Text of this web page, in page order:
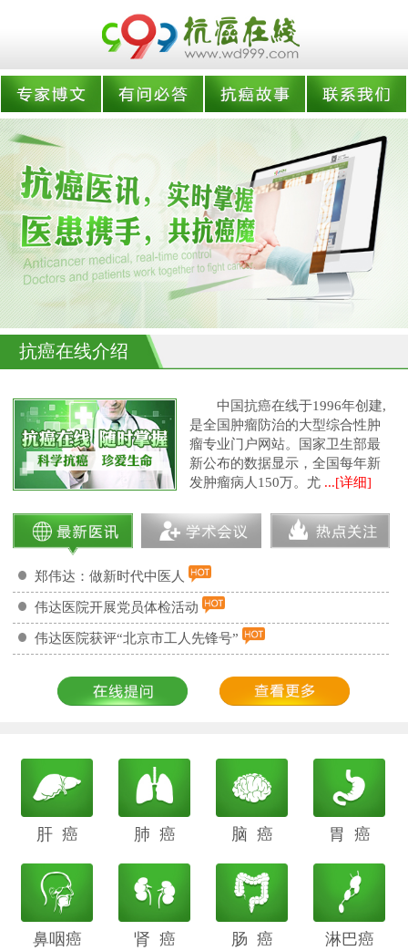
抗癌在线介绍
中国抗癌在线于1996年创建,
是全国肿瘤防治的大型综合性肿
瘤专业门户网站。国家卫生部最
新公布的数据显示，全国每年新
发肿瘤病人150万。尤 ...[详细]
郑伟达：做新时代中医人
伟达医院开展党员体检活动
伟达医院获评“北京市工人先锋号”
肝 癌 阴道癌肺 癌 甲状腺癌
脑 癌 前列腺癌
胃 癌
鼻咽癌 胆管癌肾 癌
子宫内膜
肠 癌 膀胱癌
淋巴癌